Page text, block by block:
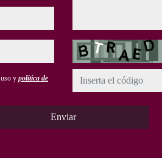
y política de
Captcha
Enviar